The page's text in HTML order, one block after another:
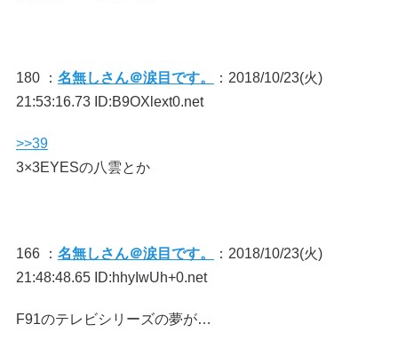
180 ： 名無しさん＠涙目です。
：2018/10/23(火)
21:53:16.73 ID:B9OXlext0.net
>>39
3×3EYESの八雲とか
166 ： 名無しさん＠涙目です。
：2018/10/23(火)
21:48:48.65 ID:hhyIwUh+0.net
F91のテレビシリーズの夢が…